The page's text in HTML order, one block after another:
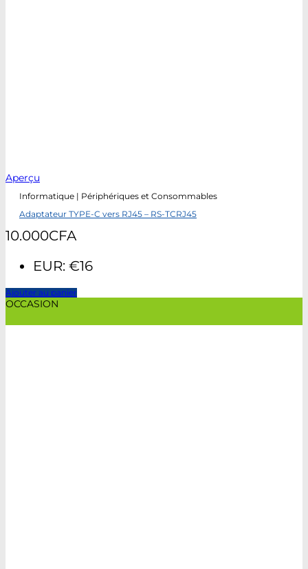
Aperçu
Informatique | Périphériques et Consommables
Adaptateur TYPE-C vers RJ45 – RS-TCRJ45
10.000CFA
EUR: €16
Ajouter au panier
OCCASION